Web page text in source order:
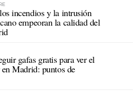
incendios y la intrusión
empeoran la calidad del
gafas gratis para ver el
Madrid: puntos de